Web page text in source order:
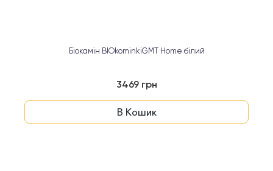
Біокамін BIOkominkiGMT Home білий
3469 грн
В Кошик